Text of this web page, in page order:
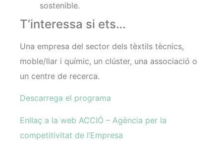
sostenible.
T’interessa si ets…
Una empresa del sector dels tèxtils tècnics,
moble/llar i químic, un clúster, una associació o
un centre de recerca.
Descarrega el programa
Enllaç a la web ACCIÓ – Agència per la
competitivitat de l’Empresa